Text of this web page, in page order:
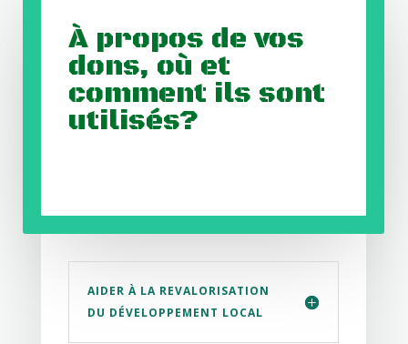
À propos de vos
dons, où et
comment ils sont
utilisés?
AIDER À LA REVALORISATION
DU DÉVELOPPEMENT LOCAL